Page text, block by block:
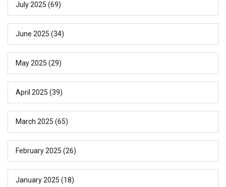
July 2025 (69)
June 2025 (34)
May 2025 (29)
April 2025 (39)
March 2025 (65)
February 2025 (26)
January 2025 (18)